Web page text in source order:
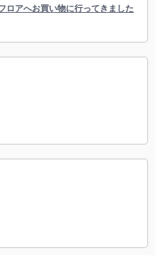
ロアへお買い物に行ってきました